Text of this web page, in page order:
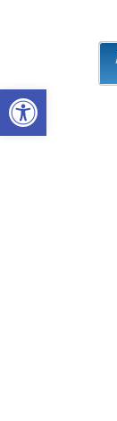
Open toolbar